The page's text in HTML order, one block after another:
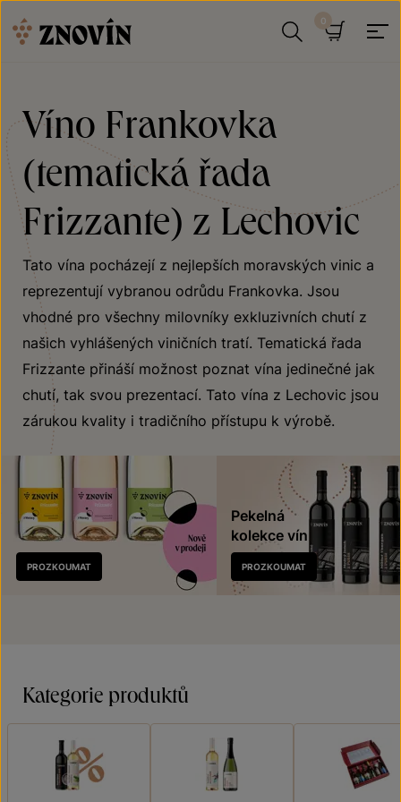
Víno Frankovka
(tematická řada
Frizzante) z Lechovic
Tato vína pocházejí z nejlepších moravských vinic a
reprezentují vybranou odrůdu Frankovka. Jsou
vhodné pro všechny milovníky exkluzivních chutí z
našich vyhlášených viničních tratí. Tematická řada
Frizzante přináší možnost poznat vína jedinečné jak
chutí, tak svou prezentací. Tato vína z Lechovic jsou
zárukou kvality i tradičního přístupu k výrobě.
Nově
v prodeji
PROZKOUMAT
Pekelná
kolekce vín
PROZKOUMAT
Kategorie produktů